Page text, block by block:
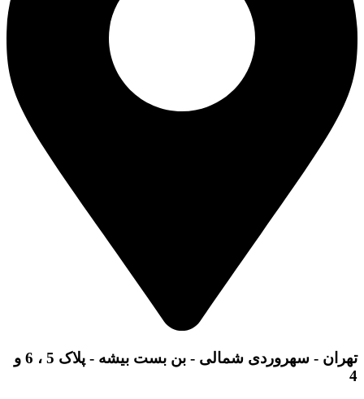
تهران - سهروردی شمالی - بن بست بیشه - پلاک 5 ، 6 و
4